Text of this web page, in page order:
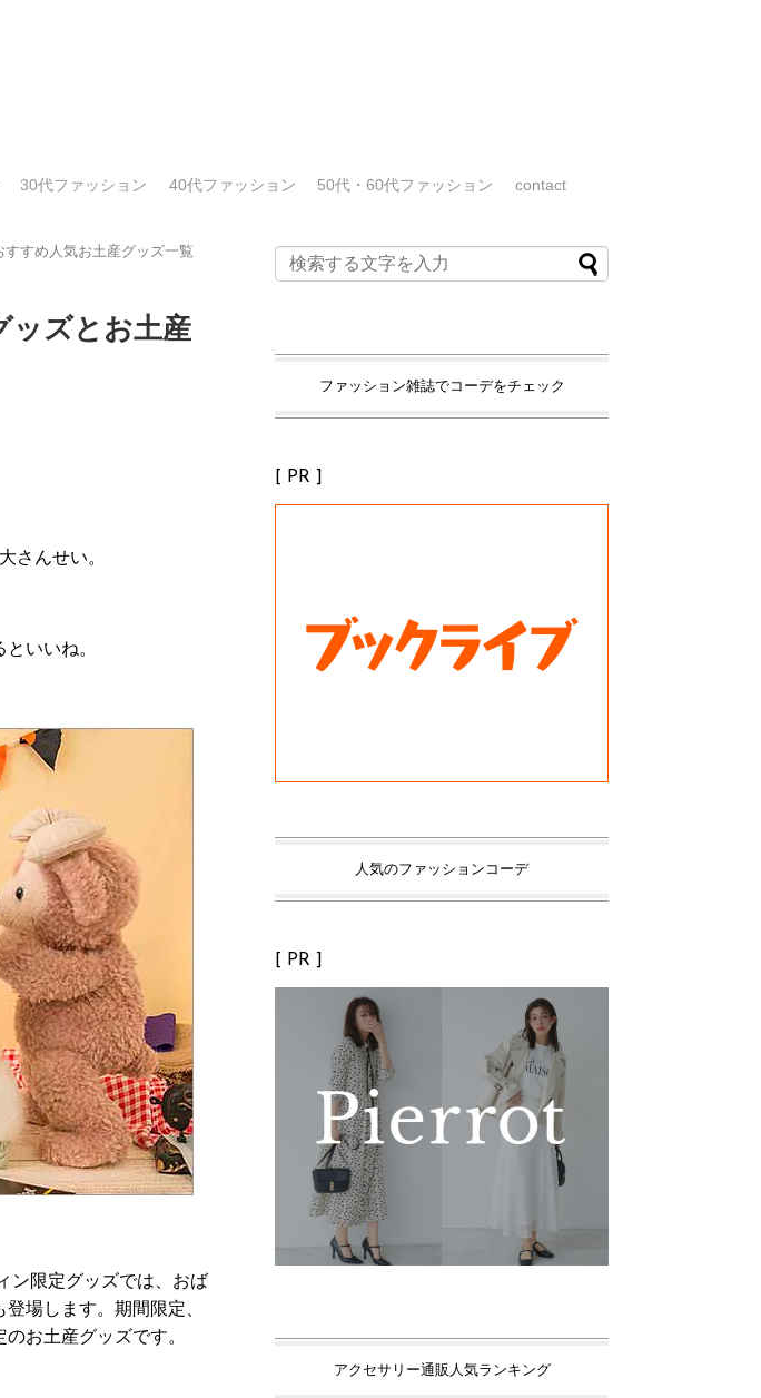
30代ファッション 40代ファッション 50代・60代ファッション contact
すめ人気お土産グッズ一覧
ッズとお土産
さんせい。
いいね。
ン限定グッズでは、おば
場します。期間限定、
お土産グッズです。
ファッション雑誌でコーデをチェック
[ PR ]
人気のファッションコーデ
[ PR ]
アクセサリー通販人気ランキング